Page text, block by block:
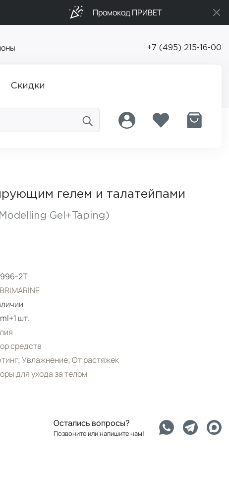
Промокод ПРИВЕТ
+7 (495) 215-16-00
Скидки
гелем и талатейпами
Gel+Taping)
2T
шт.
средств
;Увлажнение;От растяжек
для ухода за телом
Остались вопросы?
Позвоните или напишите нам!